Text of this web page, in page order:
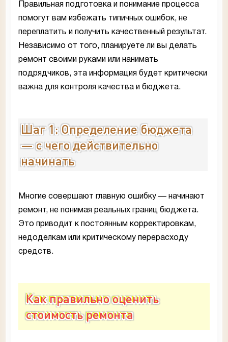
Правильная подготовка и понимание процесса
помогут вам избежать типичных ошибок, не
переплатить и получить качественный результат.
Независимо от того, планируете ли вы делать
ремонт своими руками или нанимать
подрядчиков, эта информация будет критически
важна для контроля качества и бюджета.
Шаг 1: Определение бюджета
— с чего действительно
начинать
Многие совершают главную ошибку — начинают
ремонт, не понимая реальных границ бюджета.
Это приводит к постоянным корректировкам,
недоделкам или критическому перерасходу
средств.
Как правильно оценить
стоимость ремонта